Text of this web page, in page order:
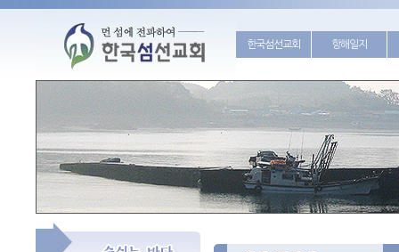
한국섬선교회 항해일지